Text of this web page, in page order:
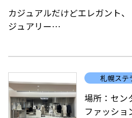
カジュアルだけどエレガント
ジュアリー
トレンドに流されすぎず自分の
やかな大人の女性に向け、新し
します。
札幌ステ
場所：セン
ファッショ